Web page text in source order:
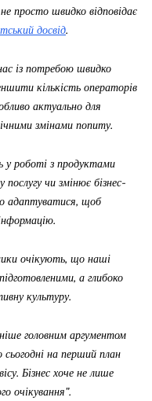
просто швидко відповідає
досвід.
із потребою швидко
кількість операторів
актуально для
змінами попиту.
роботі з продуктами
чи змінює бізнес-
адаптуватися, щоб
очікують, що наші
а глибоко
культуру.
головним аргументом
на перший план
Бізнес хоче не лише
очікування”.